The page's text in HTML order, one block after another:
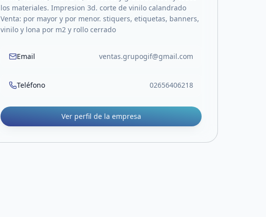
los materiales. Impresion 3d. corte de vinilo calandrado
Venta: por mayor y por menor. stiquers, etiquetas, banners,
vinilo y lona por m2 y rollo cerrado
Email ventas.grupogif@gmail.com
Teléfono 02656406218
Ver perfil de la empresa